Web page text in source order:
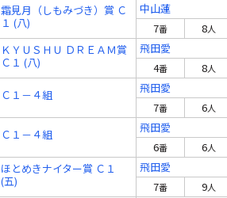
霜見月（しもみづき）賞 Ｃ
１ (八)
中山蓮
7番 8人
ＫＹＵＳＨＵ ＤＲＥＡＭ賞
Ｃ１ (八)
飛田愛
4番 8人
Ｃ１－４組
飛田愛
7番 6人
Ｃ１－４組
飛田愛
6番 6人
ほとめきナイター賞 Ｃ１
(五)
飛田愛
7番 9人